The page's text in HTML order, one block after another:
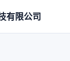
有限公司